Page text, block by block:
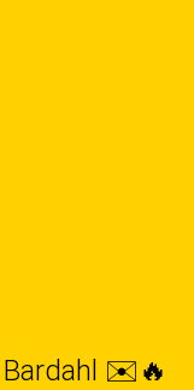
Bardahl ✉️🔥